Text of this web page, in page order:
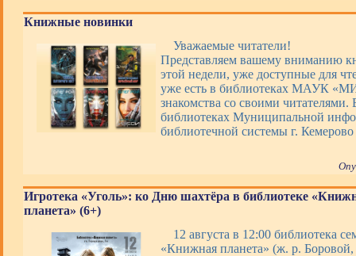
Книжные новинки
Уважаемые читатели!
Представляем вашему вниманию
этой недели, уже доступные для
уже есть в библиотеках МАУК
знакомства со своими читателями.
библиотеках Муниципальной
библиотечной системы г. Кемерово
Игротека «Уголь»: ко Дню шахтёра в библиотеке
планета» (6+)
12 августа в 12:00 библиотека
«Книжная планета» (ж. р. Боровой,